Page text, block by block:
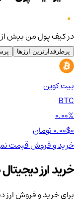
در کیف پول من بیش از ۳,۰۰۰ ارز دیجیتال قابل معامله وجود دارد
پرطرفدارترین ارزها
بیت کوین
BTC
0.00%
0.00$0 تومان
خرید و فروشقیمت
خرید ارز دیجیتال در 3
برای خرید و فروش ارز